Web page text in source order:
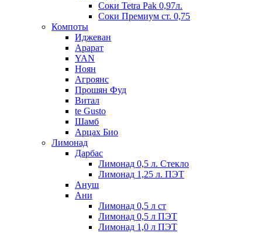
Соки Tetra Pak 0,97л.
Соки Премиум ст. 0,75
Компоты
Иджеван
Арарат
YAN
Ноян
Агроянс
Прошян Фуд
Витал
te Gusto
Шамб
Арцах Био
Лимонад
Дарбас
Лимонад 0,5 л. Стекло
Лимонад 1,25 л. ПЭТ
Ануш
Ани
Лимонад 0,5 л ст
Лимонад 0,5 л ПЭТ
Лимонад 1,0 л ПЭТ